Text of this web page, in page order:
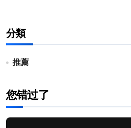
分類
推薦
您错过了